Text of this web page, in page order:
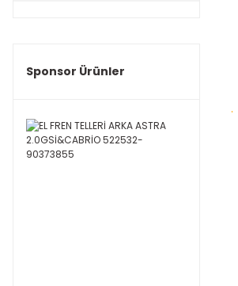
Sponsor Ürünler